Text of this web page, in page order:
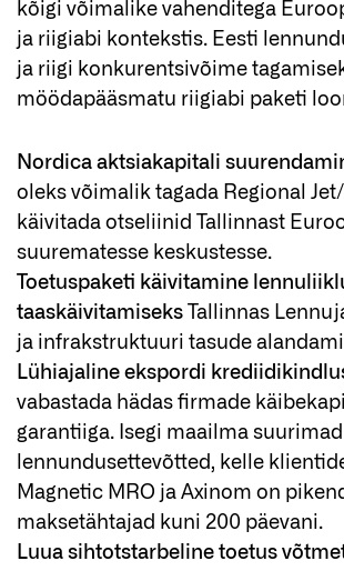
kõigi võimalike vahenditega
ja riigiabi kontekstis. Eesti
ja riigi konkurentsivõime
möödapääsmatu riigiabi paketi
Nordica aktsiakapitali
oleks võimalik tagada Regional
käivitada otseliinid Tallinnast
suurematesse keskustesse.
Toetuspaketi käivitamine
taaskäivitamiseks Tallinnas
ja infrakstruktuuri tasude
Lühiajaline ekspordi
vabastada hädas firmade
garantiiga. Isegi maailma suurimad
lennundusettevõtted, kelle
Magnetic MRO ja Axinom on
maksetähtajad kuni 200 päevani.
Luua sihtotstarbeline toetus